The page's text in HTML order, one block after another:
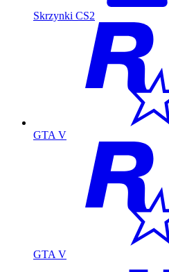
Skrzynki CS2
GTA V
GTA V